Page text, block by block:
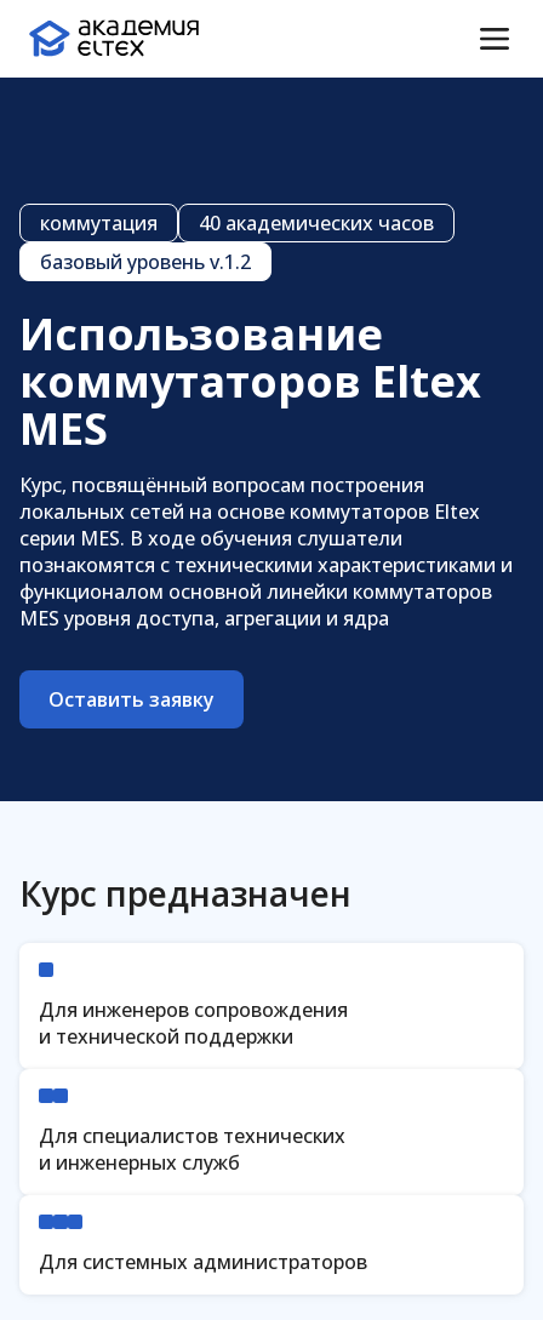
коммутация
40 академических часов
базовый уровень v.1.2
Использование
коммутаторов Eltex
MES
Курс, посвящённый вопросам построения
локальных сетей на основе коммутаторов Eltex
серии MES. В ходе обучения слушатели
познакомятся с техническими характеристиками и
функционалом основной линейки коммутаторов
MES уровня доступа, агрегации и ядра
Оставить заявку
Курс предназначен
Для инженеров сопровождения
и технической поддержки
Для специалистов технических
и инженерных служб
Для системных администраторов
сертификата
Код сертификата
Проверить